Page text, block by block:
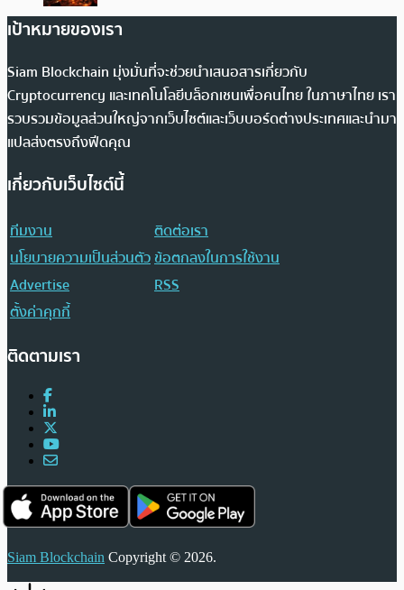
เป้าหมายของเรา
Siam Blockchain มุ่งมั่นที่จะช่วยนำเสนอสารเกี่ยวกับ
Cryptocurrency และเทคโนโลยีบล็อกเชนเพื่อคนไทย ในภาษาไทย เรา
รวบรวมข้อมูลส่วนใหญ่จากเว็บไซต์และเว็บบอร์ดต่างประเทศและนำมา
แปลส่งตรงถึงฟีดคุณ
เกี่ยวกับเว็บไซต์นี้
ทีมงาน
ติดต่อเรา
นโยบายความเป็นส่วนตัวข้อตกลงในการใช้งาน
Advertise
RSS
ตั้งค่าคุกกี้
ติดตามเรา
Siam Blockchain Copyright © 2026.